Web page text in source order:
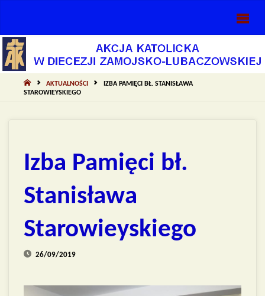
KATOLICKA
DIECEZJI
ZAMOJSKO-
LUBACZOWSKIEJ
STRONA
GŁÓWNA
AKTUALNOŚCI
IZBA PAMIĘCI BŁ. STANISŁAWA
STAROWIEYSKIEGO
Izba Pamięci bł.
Stanisława
Starowieyskiego
26/09/2019